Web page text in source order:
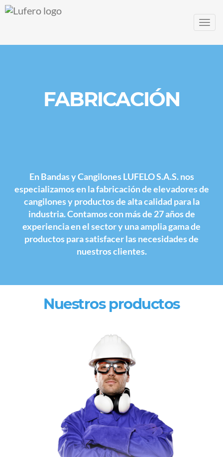
FABRICACIÓN
EnBandas y Cangilones LUFELO S.A.S.nos
especializamos en la fabricación de elevadores de
cangilones y productos de alta calidad para la
industria. Contamos con más de 27 años de
experiencia en el sector y una amplia gama de
productos para satisfacer las necesidades de
nuestros clientes.
Nuestros productos